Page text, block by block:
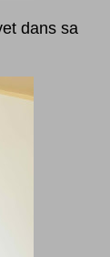
dans sa